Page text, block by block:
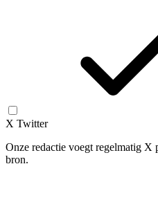
X Twitter
Onze redactie voegt regelmatig X
bron.